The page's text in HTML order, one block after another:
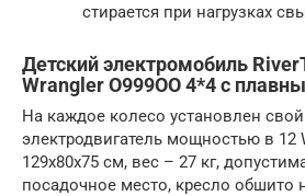
стирается при нагрузках
Детский электромобиль
Wrangler О999ОО 4*4 с
На каждое колесо установлен
электродвигатель мощностью в 12
129x80x75 см, вес – 27 кг,
посадочное место, кресло обшито